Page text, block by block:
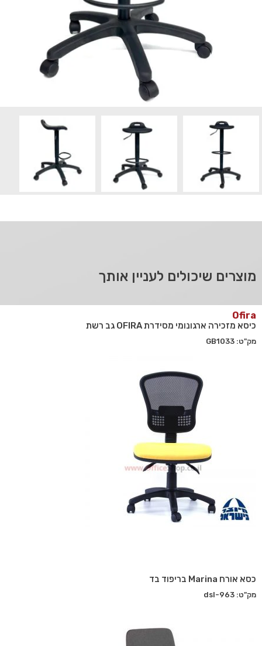
מוצרים שיכולים לעניין אותך
Ofira
כיסא מזכירה ארגונומי מסידרת OFIRA גב רשת
מק"ט: GB1033
כסא אורח Marina בריפוד בד
מק"ט: dsl-963